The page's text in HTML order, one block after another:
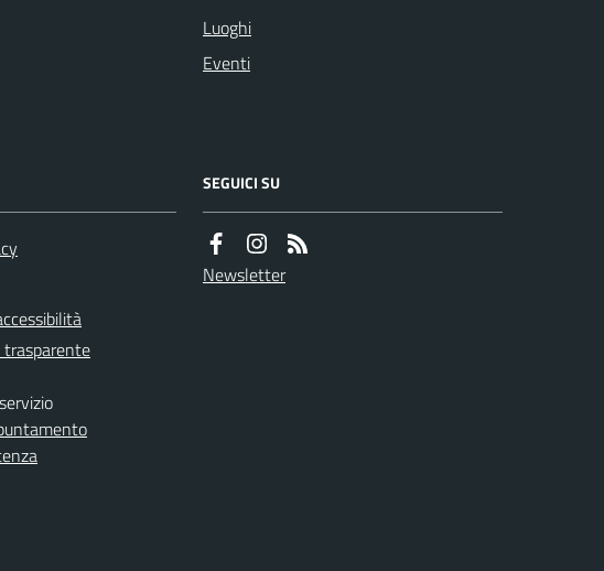
Luoghi
Eventi
SEGUICI SU
Newsletter